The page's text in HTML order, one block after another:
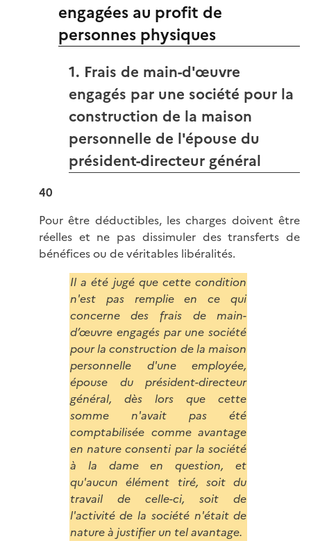
engagées au profit de
personnes physiques
1. Frais de main-d'œuvre
engagés par une société pour la
construction de la maison
personnelle de l'épouse du
président-directeur général
40
Pour être déductibles, les charges doivent être
réelles et ne pas dissimuler des transferts de
bénéfices ou de véritables libéralités.
Il a été jugé que cette condition
n'est pas remplie en ce qui
concerne des frais de main-
d’œuvre engagés par une société
pour la construction de la maison
personnelle d'une employée,
épouse du président-directeur
général, dès lors que cette
somme n'avait pas été
comptabilisée comme avantage
en nature consenti par la société
à la dame en question, et
qu'aucun élément tiré, soit du
travail de celle-ci, soit de
l'activité de la société n'était de
nature à justifier un tel avantage.